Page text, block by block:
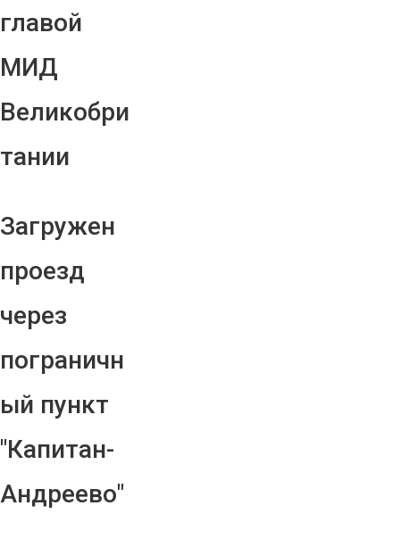
главой
МИД
Великобри
тании
Загружен
проезд
через
пограничн
ый пункт
"Капитан-
Андреево"